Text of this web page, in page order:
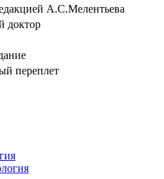
А.С.Мелентьева
доктор
переплет